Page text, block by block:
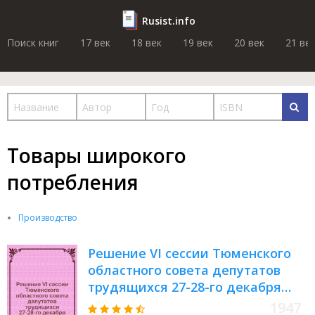
Rusist.info
Поиск книг
17 век 18 век 19 век 20 век 21 век
Товары широкого
потребления
Производство
Решение VI сессии Тюменского
областного совета депутатов
трудящихся 27-28-го декабря
1946 года. О мероприятиях по